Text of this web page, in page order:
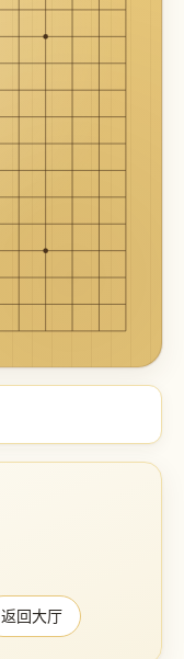
返回大厅